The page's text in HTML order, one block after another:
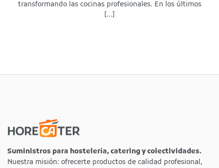
transformando las cocinas profesionales. En los últimos
[...]
Suministros para hostelería, catering y colectividades.
Nuestra misión: ofrecerte productos de calidad profesional,